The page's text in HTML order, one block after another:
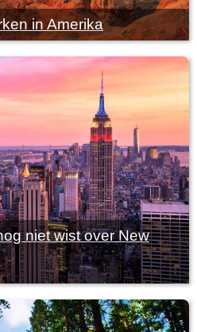
in Amerika
niet wist over New